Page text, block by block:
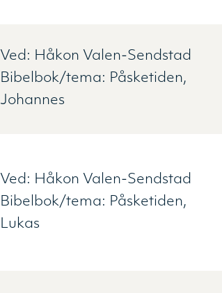
Ved: Håkon Valen-Sendstad
Bibelbok/tema: Påsketiden
Johannes
Ved: Håkon Valen-Sendstad
Bibelbok/tema: Påsketiden
Lukas